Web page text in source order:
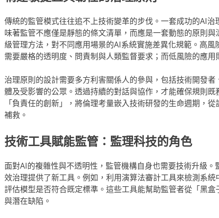
傳統的監管模式往往追不上技術變革的步伐。一套成功的AI
味著監管不應僅是靜態的條文清單，而應是一套動態的原則
級管理方法，對不同應用場景的AI系統實施差異化規範。高
需要嚴格的透明度、問責制與人類監督要求；而低風險的應
治理原則的設計需要多方利害關係人的參與，包括技術開發
體及受影響的公眾。透過持續的對話與協作，才能確保規則
「負責任的創新」，將倫理考量嵌入技術研發的生命週期，
補救。
技術工具賦能監管：監理科技的角色
面對AI的複雜性與不透明性，監管機構自身也需要技術升級
效治理提供了新工具。例如，利用演算法審計工具來檢測系
評估模型是否符合既定標準。這些工具能幫助監管者從「黑
與潛在缺陷。